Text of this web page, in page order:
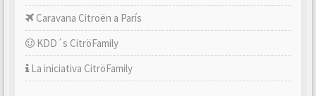
Caravana Citroën a París
KDD´s CitröFamily
La iniciativa CitröFamily